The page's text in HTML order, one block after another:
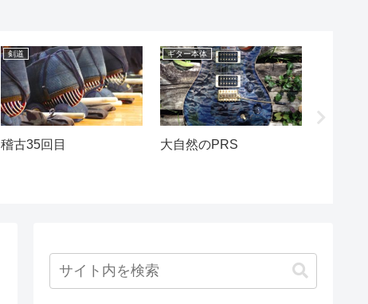
剣道
稽古35回目
ギター本体
大自然のPRS